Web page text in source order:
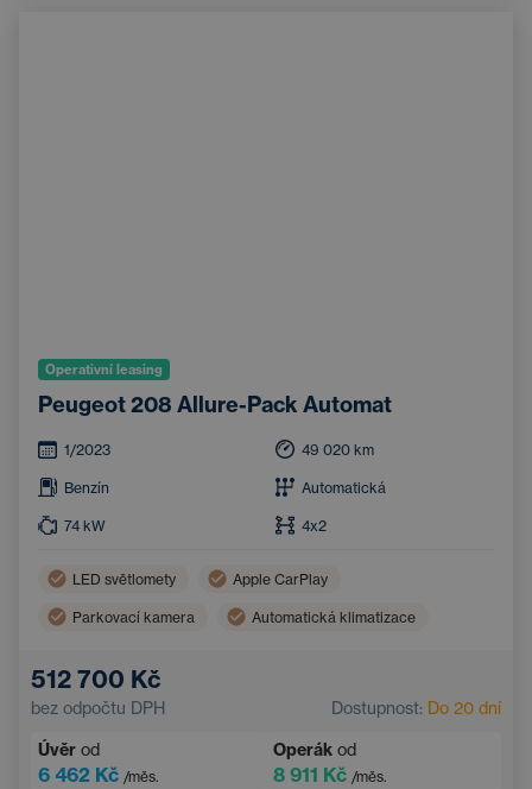
Operativní leasing
Peugeot 208 Allure-Pack Automat
1/2023 49 020 km
Benzín Automatická
74 kW 4x2
LED světlomety Apple CarPlay
Parkovací kamera Automatická klimatizace
Bluetooth
512 700 Kč
bez odpočtu DPH Dostupnost: Do 20 dní
Úvěr od
6 462 Kč /měs.
Operák od
8 911 Kč /měs.